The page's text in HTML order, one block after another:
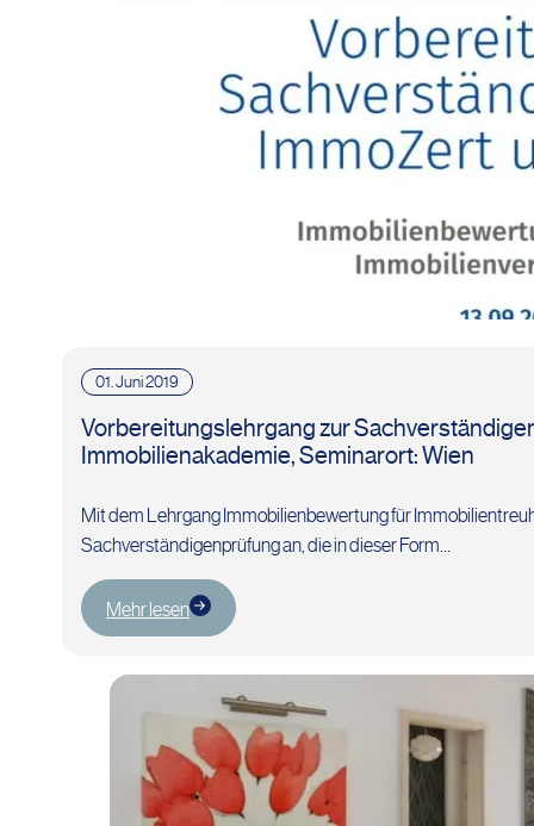
01. Juni 2019
Vorbereitungslehrgang zur
Immobilienakademie, Seminarort: Wien
Mit dem Lehrgang Immobilienbewertung für
Sachverständigenprüfung an, die in dieser Form…
Mehr lesen